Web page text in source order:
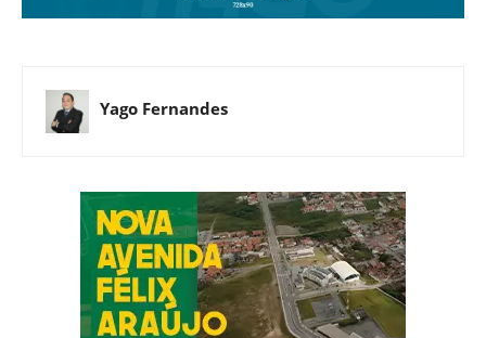
Yago Fernandes